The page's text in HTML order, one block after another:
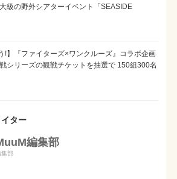
級の野外シアターイベント「SEASIDE
!】『ファイターズ×ワンクルーズ』コラボ企画
シリーズの観戦チケットを抽選で 150組300名
ター
編集部
集部